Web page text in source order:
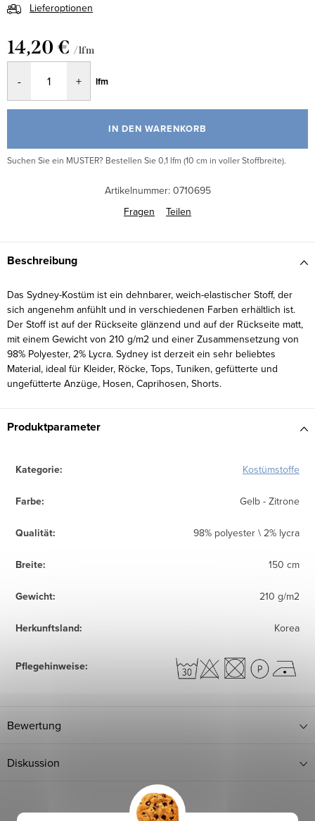
Lieferoptionen
14,20 € / lfm
lfm
IN DEN WARENKORB
Suchen Sie ein MUSTER? Bestellen Sie 0,1 lfm (10 cm in voller Stoffbreite).
Artikelnummer: 0710695
Fragen
Teilen
Beschreibung
Das Sydney-Kostüm ist ein dehnbarer, weich-elastischer Stoff, der
sich angenehm anfühlt und in verschiedenen Farben erhältlich ist.
Der Stoff ist auf der Rückseite glänzend und auf der Rückseite matt,
mit einem Gewicht von 210 g/m2 und einer Zusammensetzung von
98% Polyester, 2% Lycra. Sydney ist derzeit ein sehr beliebtes
Material, ideal für Kleider, Röcke, Tops, Tuniken, gefütterte und
ungefütterte Anzüge, Hosen, Caprihosen, Shorts.
Produktparameter
Kategorie: Kostümstoffe
Farbe: Gelb - Zitrone
Qualität: 98% polyester \ 2% lycra
Breite: 150 cm
Gewicht: 210 g/m2
Herkunftsland: Korea
Pflegehinweise:
Bewertung
Diskussion